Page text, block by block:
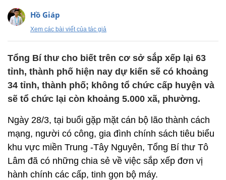
Hồ Giáp
Xem các bài viết của tác giả
Tổng Bí thư cho biết trên cơ sở sắp xếp lại 63
tỉnh, thành phố hiện nay dự kiến sẽ có khoảng
34 tỉnh, thành phố; không tổ chức cấp huyện và
sẽ tổ chức lại còn khoảng 5.000 xã, phường.
Ngày 28/3, tại buổi gặp mặt cán bộ lão thành cách
mạng, người có công, gia đình chính sách tiêu biểu
khu vực miền Trung -Tây Nguyên, Tổng Bí thư Tô
Lâm đã có những chia sẻ về việc sắp xếp đơn vị
hành chính các cấp, tinh gọn bộ máy.